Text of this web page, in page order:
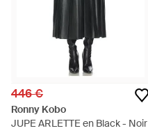
446 €
Ronny Kobo
JUPE ARLETTE en Black - Noir